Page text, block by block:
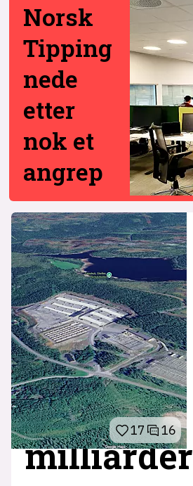
Norsk
Tipping
nede
etter
nok et
angrep
17 16
milliarder